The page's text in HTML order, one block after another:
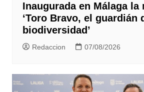
Inaugurada en Málaga la
‘Toro Bravo, el guardián
biodiversidad’
Redaccion 07/08/2026